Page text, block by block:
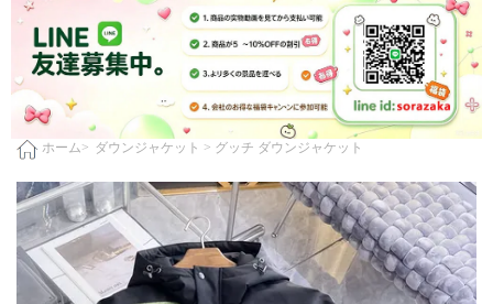
ホーム> ダウンジャケット > グッチ ダウンジャケット